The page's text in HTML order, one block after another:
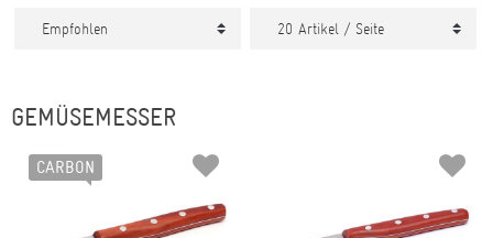
GEMÜSEMESSER
CARBON